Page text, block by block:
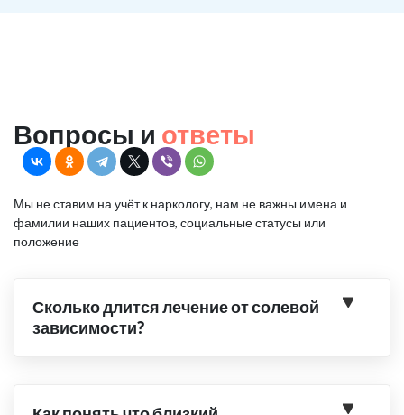
Вопросы и ответы
Мы не ставим на учёт к наркологу, нам не важны имена и
фамилии наших пациентов, социальные статусы или
положение
Сколько длится лечение от солевой
зависимости?